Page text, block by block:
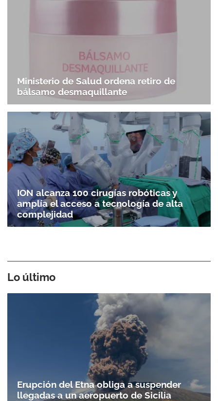
Ministerio de Salud ordena retiro de
bálsamo desmaquillante
ION alcanza 100 cirugías robóticas y
amplía el acceso a tecnología de alta
complejidad
Lo último
Erupción del Etna obliga a suspender
llegadas a un aeropuerto de Sicilia